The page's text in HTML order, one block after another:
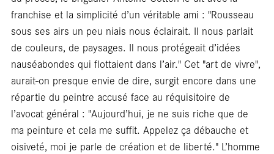
franchise et la simplicité d’un véritable ami : "Rousseau
sous ses airs un peu niais nous éclairait. Il nous parlait
de couleurs, de paysages. Il nous protégeait d’idées
nauséabondes qui flottaient dans l’air." Cet "art de vivre",
aurait-on presque envie de dire, surgit encore dans une
répartie du peintre accusé face au réquisitoire de
l’avocat général : "Aujourd’hui, je ne suis riche que de
ma peinture et cela me suffit. Appelez ça débauche et
oisiveté, moi je parle de création et de liberté." L’homme